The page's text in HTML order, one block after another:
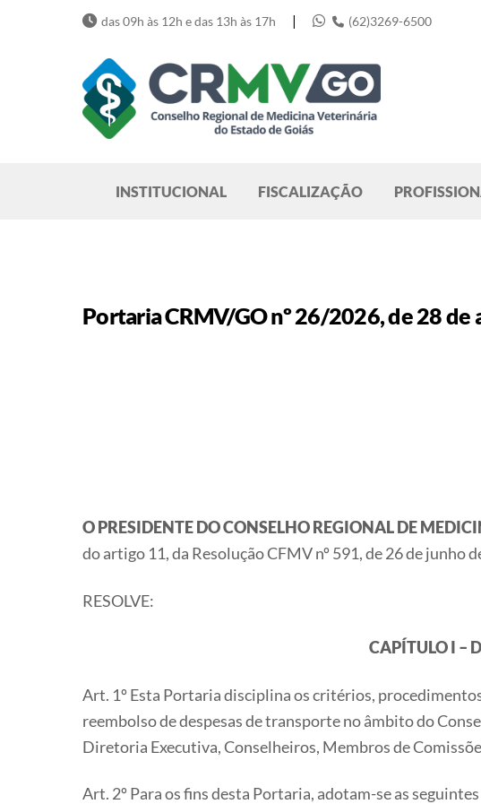
das 09h às 12h e das 13h às 17h | (62)3269-6500
INSTITUCIONAL FISCALIZAÇÃO
Portaria CRMV/GO nº 26/2026, de 28 de
O PRESIDENTE DO CONSELHO REGIONAL DE
do artigo 11, da Resolução CFMV nº 591, de 26 de junho
RESOLVE:
CAPÍTULO I –
Art. 1º Esta Portaria disciplina os critérios,
reembolso de despesas de transporte no âmbito do
Diretoria Executiva, Conselheiros, Membros de
Art. 2º Para os fins desta Portaria, adotam-se as